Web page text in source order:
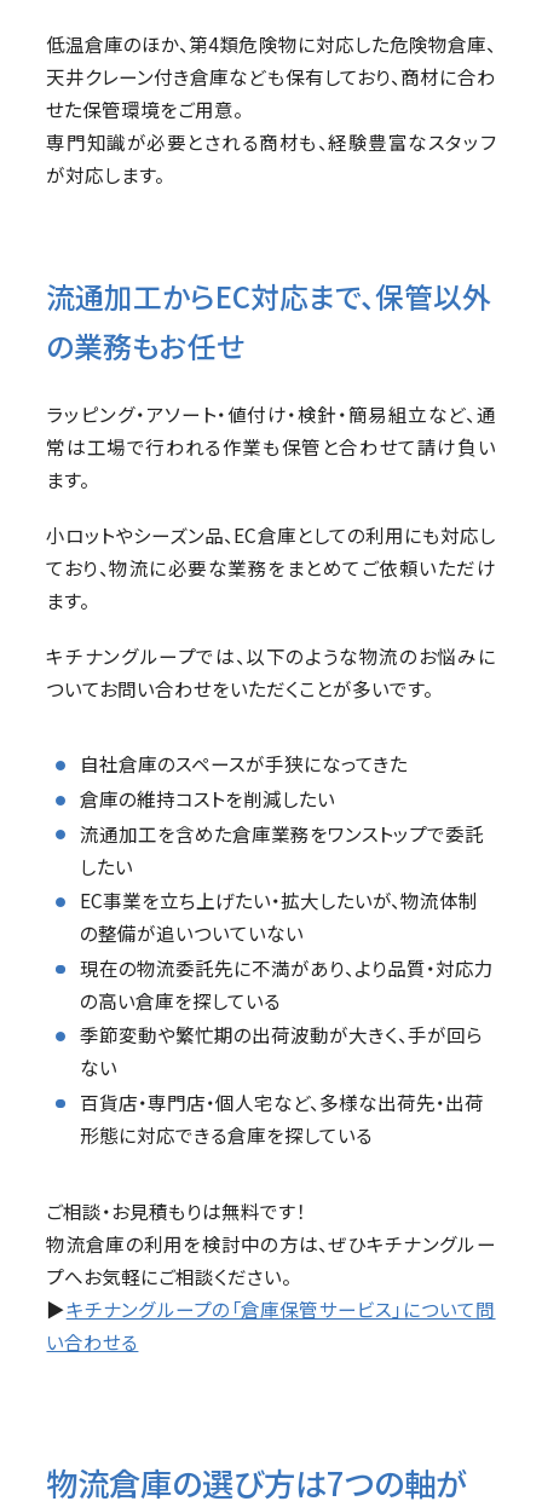
低温倉庫のほか、第4類危険物に対応した危険物倉庫、
天井クレーン付き倉庫なども保有しており、商材に合わ
せた保管環境をご用意。
専門知識が必要とされる商材も、経験豊富なスタッフ
が対応します。
流通加工からEC対応まで、保管以外
の業務もお任せ
ラッピング・アソート・値付け・検針・簡易組立など、通
常は工場で行われる作業も保管と合わせて請け負い
ます。
小ロットやシーズン品、EC倉庫としての利用にも対応し
ており、物流に必要な業務をまとめてご依頼いただけ
ます。
キチナングループでは、以下のような物流のお悩みに
ついてお問い合わせをいただくことが多いです。
自社倉庫のスペースが手狭になってきた
倉庫の維持コストを削減したい
流通加工を含めた倉庫業務をワンストップで委託
したい
EC事業を立ち上げたい・拡大したいが、物流体制
の整備が追いついていない
現在の物流委託先に不満があり、より品質・対応力
の高い倉庫を探している
季節変動や繁忙期の出荷波動が大きく、手が回ら
ない
百貨店・専門店・個人宅など、多様な出荷先・出荷
形態に対応できる倉庫を探している
ご相談・お見積もりは無料です！
物流倉庫の利用を検討中の方は、ぜひキチナングルー
プへお気軽にご相談ください。
▶︎キチナングループの「倉庫保管サービス」について問
い合わせる
物流倉庫の選び方は7つの軸が